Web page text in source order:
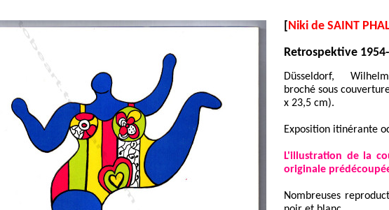
[Niki de SAINT
Retrospektive
Düsseldorf,
broché sous
x 23,5 cm).
Exposition itinérante
L'illustration de la
originale
Nombreuses